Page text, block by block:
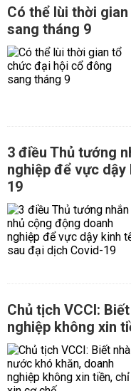
Có thể lùi thời
sang tháng 9
3 điều Thủ tướng
nghiệp để vực
19
Chủ tịch VCCI:
nghiệp không xin